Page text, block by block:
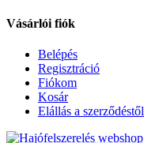
Vásárlói fiók
Belépés
Regisztráció
Fiókom
Kosár
Elállás a szerződéstől